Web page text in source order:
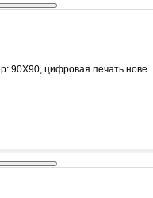
90Х90, цифровая печать нове..